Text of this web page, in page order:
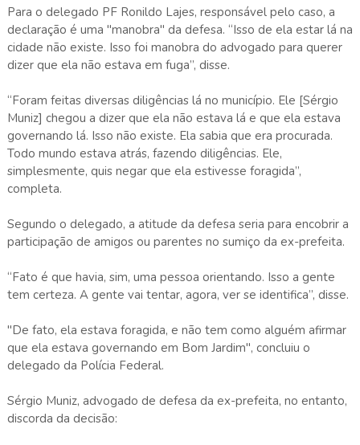
Para o delegado PF Ronildo Lajes, responsável pelo caso, a
declaração é uma "manobra" da defesa. “Isso de ela estar lá na
cidade não existe. Isso foi manobra do advogado para querer
dizer que ela não estava em fuga”, disse.
“Foram feitas diversas diligências lá no município. Ele [Sérgio
Muniz] chegou a dizer que ela não estava lá e que ela estava
governando lá. Isso não existe. Ela sabia que era procurada.
Todo mundo estava atrás, fazendo diligências. Ele,
simplesmente, quis negar que ela estivesse foragida”,
completa.
Segundo o delegado, a atitude da defesa seria para encobrir a
participação de amigos ou parentes no sumiço da ex-prefeita.
“Fato é que havia, sim, uma pessoa orientando. Isso a gente
tem certeza. A gente vai tentar, agora, ver se identifica”, disse.
"De fato, ela estava foragida, e não tem como alguém afirmar
que ela estava governando em Bom Jardim", concluiu o
delegado da Polícia Federal.
Sérgio Muniz, advogado de defesa da ex-prefeita, no entanto,
discorda da decisão: